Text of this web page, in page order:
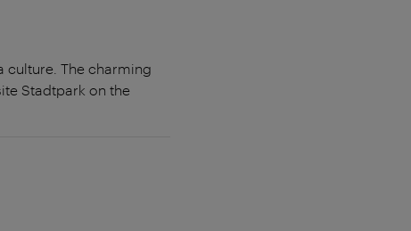
culture. The charming
Stadtpark on the